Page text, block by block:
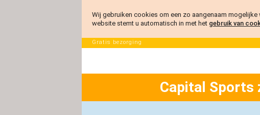
Capital Sports
Gratis bezorging
Wij gebruiken cookies om een zo aangenaam
website stemt u automatisch in met het gebruik van